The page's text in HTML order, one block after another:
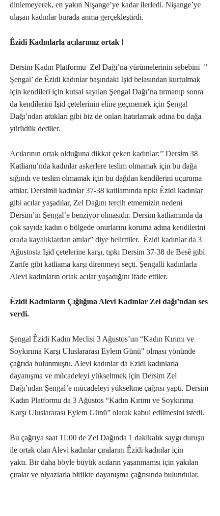
dinlemeyerek, en yakın Nişange’ye kadar ilerledi. Nişange’ye
ulaşan kadınlar burada anma gerçekleştirdi.
Êzidi Kadınlarla acılarımız ortak !
Dersim Kadın Platformu Zel Dağı’na yürümelerinin sebebini ”
Şengal’ de Êzidi kadınlar başındaki Işid belasından kurtulmak
için kendileri için kutsal sayılan Şengal Dağı’na tırmanıp sonra
da kendilerini Işid çetelerinin eline geçmemek için Şengal
Dağı’ndan attıkları gibi biz de onları hatırlamak adına bu dağa
yürüdük dediler.
Acılarının ortak olduğuna dikkat çeken kadınlar;’’ Dersim 38
Katliamı’nda kadınlar askerlere teslim olmamak için bu dağa
sığındı ve teslim olmamak için bu dağdan kendilerini uçuruma
attılar. Dersimli kadınlar 37-38 katliamında tıpkı Êzidi kadınlar
gibi acılar yaşadılar, Zel Dağını tercih etmemizin nedeni
Dersim’in Şengal’e benziyor olmasıdır. Dersim katliamında da
çok sayıda kadın o bölgede onurlarını koruma adına kendilerini
orada kayalıklardan attılar” diye belirttiler. Êzidi kadınlar da 3
Ağustosta Işid çetelerine karşı, tıpkı Dersim 37-38 de Besê gibi
Zarife gibi katliama karşı direnmeyi seçti. Şengalli kadınlarla
Alevi kadınların ortak acılar yaşadığını ifade ettiler.
Êzidi Kadınların Çığlığına Alevi Kadınlar Zel dağı’ndan ses
verdi.
Şengal Êzidi Kadın Meclisi 3 Ağustos’un “Kadın Kırımı ve
Soykırıma Karşı Uluslararası Eylem Günü” olması yönünde
çağrıda bulunmuştu. Alevi kadınlar da Ezidi kadınlarla
dayanışma ve mücadeleyi yükseltmek için Dersim Zel
Dağı’ndan Şengal’e mücadeleyi yükseltme çağrısı yaptı. Dersim
Kadın Platformu da 3 Ağustos “Kadın Kırımı ve Soykırıma
Karşı Uluslararası Eylem Günü” olarak kabul edilmesini istedi.
Bu çağrıya saat 11:00 de Zel Dağında 1 dakikalık saygı duruşu
ile ortak olan Alevi kadınlar çıralarını Êzidi kadınlar için
yaktı. Bir daha böyle büyük acıların yaşanmamsı için yakılan
çıralar ve niyazlarla birlikte dayanışma çağrısında bulundular.